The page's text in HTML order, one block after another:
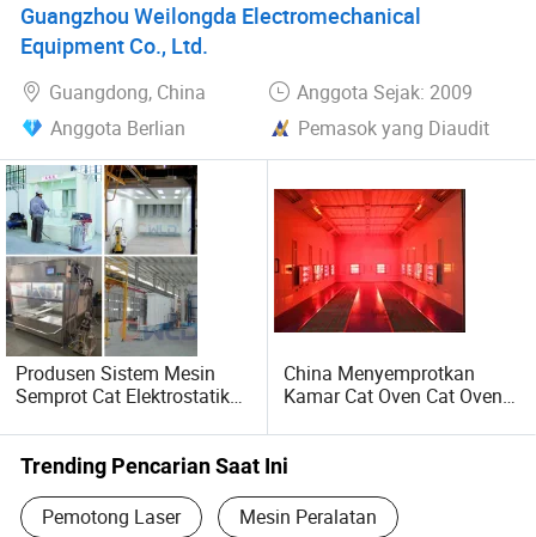
Guangzhou Weilongda Electromechanical
Equipment Co., Ltd.
Guangdong, China
Anggota Sejak: 2009
Anggota Berlian
Pemasok yang Diaudit
Produsen Sistem Mesin
Semprot Cat Elektrostatik
dengan Oven Pengering
untuk Mesin Pelapisan
Bubuk Logam
China Menyemprotkan
Kamar Cat Oven Cat Oven
Trending Pencarian Saat Ini
Pemotong Laser Mesin Peralatan